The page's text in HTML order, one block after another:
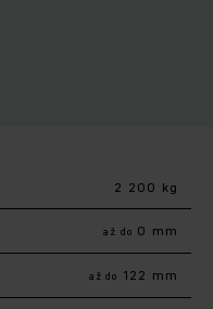
2 200 kg
až do 0 mm
až do 122 mm